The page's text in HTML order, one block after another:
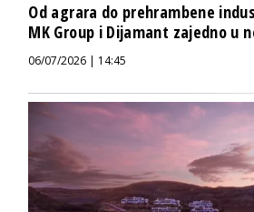
Od agrara do prehrambene
MK Group i Dijamant zajedno u
06/07/2026 | 14:45